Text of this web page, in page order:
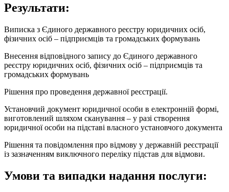
Результати:
Виписка з Єдиного державного реєстру юридичних осіб,
фізичних осіб – підприємців та громадських формувань
Внесення відповідного запису до Єдиного державного
реєстру юридичних осіб, фізичних осіб – підприємців та
громадських формувань
Рішення про проведення державної реєстрації.
Установчий документ юридичної особи в електронній формі,
виготовлений шляхом сканування – у разі створення
юридичної особи на підставі власного установчого документа
Рішення та повідомлення про відмову у державній реєстрації
із зазначенням виключного переліку підстав для відмови.
Умови та випадки надання послуги: